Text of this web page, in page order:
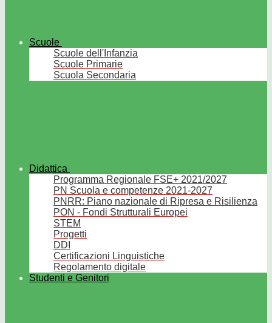
Scuole
Scuole dell'Infanzia
Scuole Primarie
Scuola Secondaria
Didattica
Programma Regionale FSE+ 2021/2027
PN Scuola e competenze 2021-2027
PNRR: Piano nazionale di Ripresa e Risilienza
PON - Fondi Strutturali Europei
STEM
Progetti
DDI
Certificazioni Linguistiche
Regolamento digitale
Studenti e Genitori